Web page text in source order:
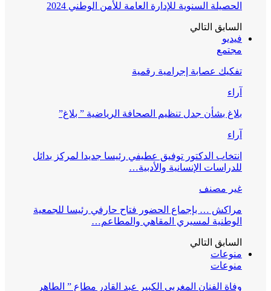
الحصيلة السنوية للإدارة العامة للأمن الوطني 2024
السابق التالي
فيديو
مجتمع
تفكيك عصابة إجرامية رقمية
آراء
بلاغ بشأن جدل تنظيم الصحافة الرياضية ” بلاغ”
آراء
انتخاب الدكتور توفيق عطيفي رئيسا جديدا لمركز بدائل
للدراسات الإنسانية والأدبية…
غير مصنف
مراكش … بإجماع الحضور فتاح حارفي رئيسا للجمعية
الوطنية لمسيري المقاهي والمطاعم…
السابق التالي
منوعات
منوعات
وفاة الفنان المغربي الكبير عبد القادر مطاع ” الطاهر